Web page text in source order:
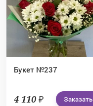
Букет №237
4 110 ₽ Заказать